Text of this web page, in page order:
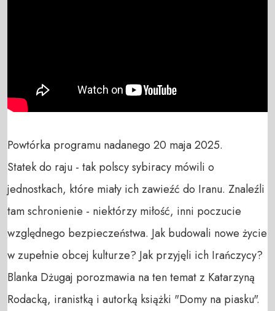
Powtórka programu nadanego 20 maja 2025.
Statek do raju - tak polscy sybiracy mówili o
jednostkach, które miały ich zawieźć do Iranu. Znaleźli
tam schronienie - niektórzy miłość, inni poczucie
względnego bezpieczeństwa. Jak budowali nowe życie
w zupełnie obcej kulturze? Jak przyjęli ich Irańczycy?
Blanka Dżugaj porozmawia na ten temat z Katarzyną
Rodacką, iranistką i autorką książki "Domy na piasku".